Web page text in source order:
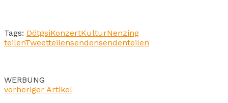
Tags: DötgsiKonzertKulturNenzing
teilenTweetteilensendensendenteilen
WERBUNG
vorheriger Artikel